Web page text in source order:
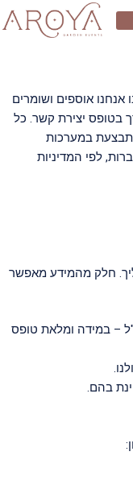
אוספים ושומרים
בטופס יצירת קשר. כל
במערכות
לפי המדיניות
חלק מהמידע מאפשר
– במידה ומלאת טופס
בהם.